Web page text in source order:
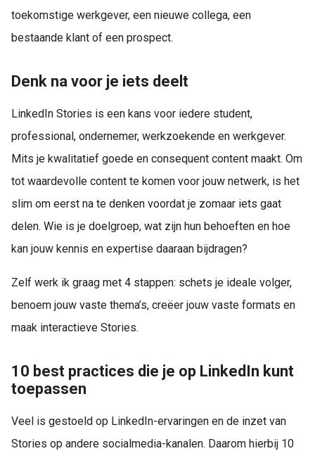
toekomstige werkgever, een nieuwe collega, een
bestaande klant of een prospect.
Denk na voor je iets deelt
LinkedIn Stories is een kans voor iedere student,
professional, ondernemer, werkzoekende en werkgever.
Mits je kwalitatief goede en consequent content maakt. Om
tot waardevolle content te komen voor jouw netwerk, is het
slim om eerst na te denken voordat je zomaar iets gaat
delen. Wie is je doelgroep, wat zijn hun behoeften en hoe
kan jouw kennis en expertise daaraan bijdragen?
Zelf werk ik graag met 4 stappen: schets je ideale volger,
benoem jouw vaste thema’s, creëer jouw vaste formats en
maak interactieve Stories.
10 best practices die je op LinkedIn kunt
toepassen
Veel is gestoeld op LinkedIn-ervaringen en de inzet van
Stories op andere socialmedia-kanalen. Daarom hierbij 10